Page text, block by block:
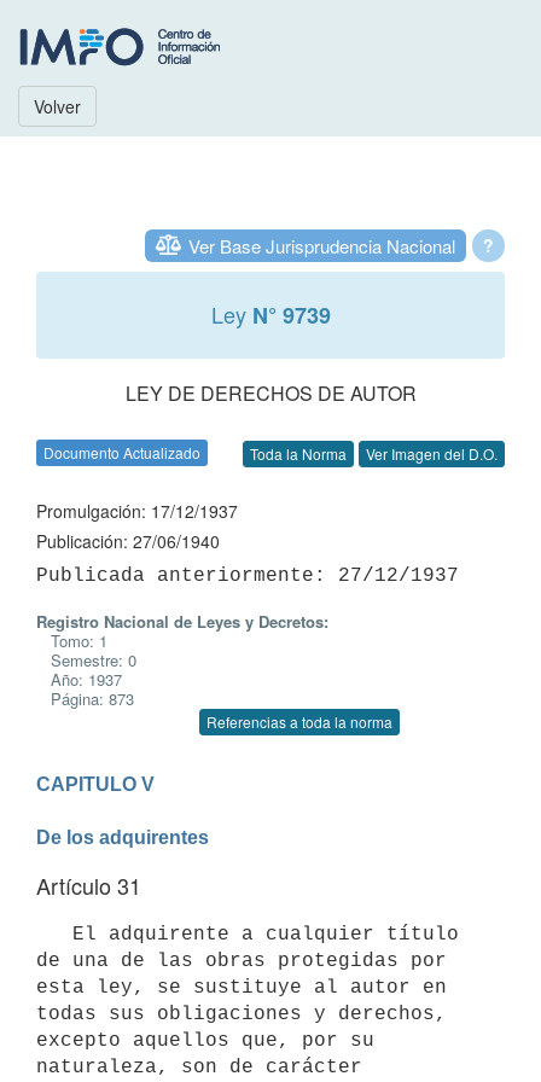
Volver
?
Ver Base Jurisprudencia Nacional
Ley N° 9739
LEY DE DERECHOS DE AUTOR
Documento Actualizado Toda la Norma Ver Imagen del D.O.
Promulgación: 17/12/1937
Publicación: 27/06/1940
Registro Nacional de Leyes y Decretos:
Tomo: 1
Semestre: 0
Año: 1937
Página: 873
Referencias a toda la norma
CAPITULO V
De los adquirentes
Artículo 31
de una de las obras protegidas por
esta ley, se sustituye al autor en
todas sus obligaciones y derechos,
excepto aquellos que, por su
naturaleza, son de carácter